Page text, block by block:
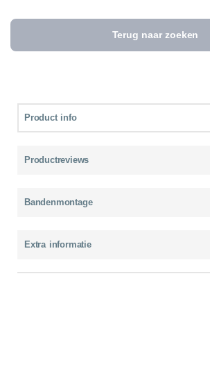
Terug naar zoeken
Product info
Productreviews
Bandenmontage
Extra informatie